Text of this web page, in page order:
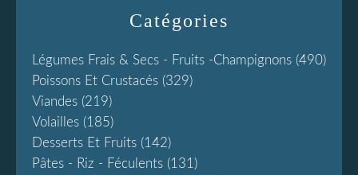
Catégories
Légumes Frais & Secs - Fruits -champignons (490)
Poissons Et Crustacés (329)
Viandes (219)
Volailles (185)
Desserts Et Fruits (142)
Pâtes - Riz - Féculents (131)